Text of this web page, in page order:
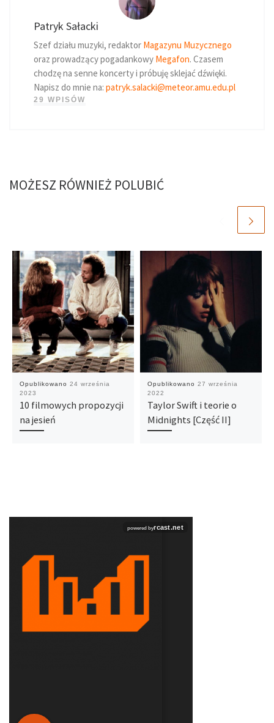
Patryk Sałacki
Szef działu muzyki, redaktor Magazynu Muzycznego
oraz prowadzący pogadankowy Megafon. Czasem
chodzę na senne koncerty i próbuję sklejać dźwięki.
Napisz do mnie na: patryk.salacki@meteor.amu.edu.pl
29 WPISÓW
MOŻESZ RÓWNIEŻ POLUBIĆ
Opublikowano 24 września
2023
10 filmowych propozycji
na jesień
Opublikowano 27 września
2022
Taylor Swift i teorie o
Midnights [Część II]